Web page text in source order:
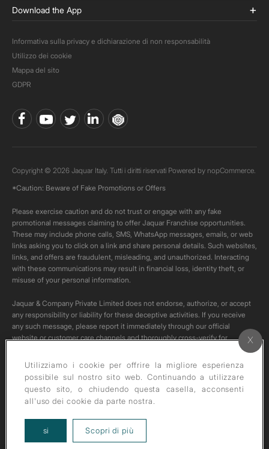
Download the App
Informativa sulla privacy e dichiarazione di non responsabilità
Utilizzo dei cookie
Mappa del sito
GDPR
Copyright © 2026 Jaquar Italy. Tutti i diritti riservati Powered by nopCommerce.
*Caution: Beware of Fake Promotions or Offers
Please exercise caution and do not trust or engage with any fake
promotional messages claiming to offer Jaquar Franchise opportunities.
These may include phone calls, SMS, WhatsApp messages, emails, or web
links asking you to click on a link and share personal details. Such websites,
links, and offers are fraudulent, misleading, and unauthorized. Interacting
with these communications may result in financial loss, identity theft, or
misuse of your personal information.
Jaquar & Company Private Limited does not endorse, authorize, or accept
any responsibility or liability for these deceptive activities. If you receive
any such message, please report it immediately through our official
website or customer care channels and thoroughly cross-verify for
All content on this channel is original. Please do not download or re-upload
these videos to your personal accounts,as it is strictly prohibited under
copyright law.
Utilizziamo i cookie per offrire la migliore esperienza
possibile sul nostro sito web. Continuando a utilizzare
questo sito, o chiudendo questa casella, acconsenti
all'uso dei cookie da parte nostra.
si Scopri di piùabout our privacy policy